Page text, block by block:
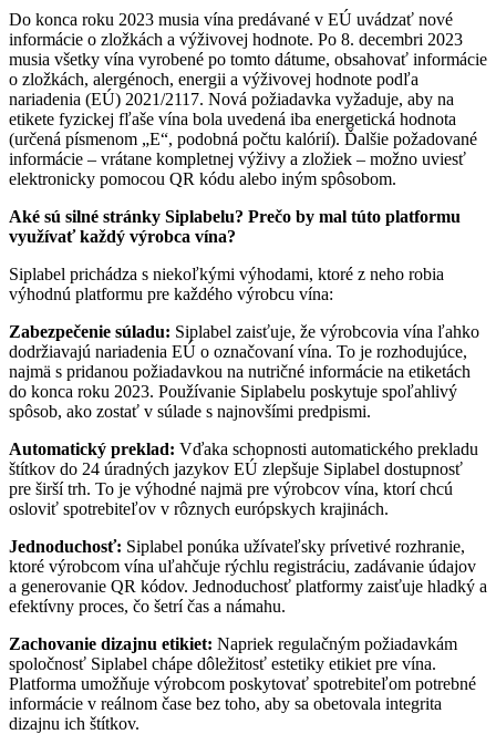
Do konca roku 2023 musia vína predávané v EÚ uvádzať nové
informácie o zložkách a výživovej hodnote. Po 8. decembri 2023
musia všetky vína vyrobené po tomto dátume, obsahovať informácie
o zložkách, alergénoch, energii a výživovej hodnote podľa
nariadenia (EÚ) 2021/2117. Nová požiadavka vyžaduje, aby na
etikete fyzickej fľaše vína bola uvedená iba energetická hodnota
(určená písmenom „E“, podobná počtu kalórií). Ďalšie požadované
informácie – vrátane kompletnej výživy a zložiek – možno uviesť
elektronicky pomocou QR kódu alebo iným spôsobom.
Aké sú silné stránky Siplabelu? Prečo by mal túto platformu
využívať každý výrobca vína?
Siplabel prichádza s niekoľkými výhodami, ktoré z neho robia
výhodnú platformu pre každého výrobcu vína:
Zabezpečenie súladu: Siplabel zaisťuje, že výrobcovia vína ľahko
dodržiavajú nariadenia EÚ o označovaní vína. To je rozhodujúce,
najmä s pridanou požiadavkou na nutričné informácie na etiketách
do konca roku 2023. Používanie Siplabelu poskytuje spoľahlivý
spôsob, ako zostať v súlade s najnovšími predpismi.
Automatický preklad: Vďaka schopnosti automatického prekladu
štítkov do 24 úradných jazykov EÚ zlepšuje Siplabel dostupnosť
pre širší trh. To je výhodné najmä pre výrobcov vína, ktorí chcú
osloviť spotrebiteľov v rôznych európskych krajinách.
Jednoduchosť: Siplabel ponúka užívateľsky prívetivé rozhranie,
ktoré výrobcom vína uľahčuje rýchlu registráciu, zadávanie údajov
a generovanie QR kódov. Jednoduchosť platformy zaisťuje hladký a
efektívny proces, čo šetrí čas a námahu.
Zachovanie dizajnu etikiet: Napriek regulačným požiadavkám
spoločnosť Siplabel chápe dôležitosť estetiky etikiet pre vína.
Platforma umožňuje výrobcom poskytovať spotrebiteľom potrebné
informácie v reálnom čase bez toho, aby sa obetovala integrita
dizajnu ich štítkov.